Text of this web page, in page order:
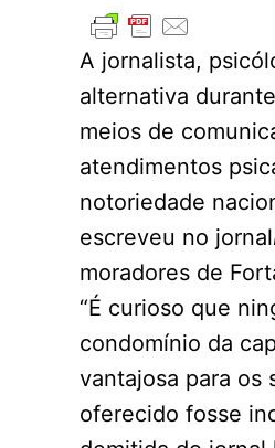
A jornalista,
alternativa
meios de
atendimentos
notoriedade
escreveu no jornal
moradores de
“É curioso que
condomínio da
vantajosa para os
oferecido fosse